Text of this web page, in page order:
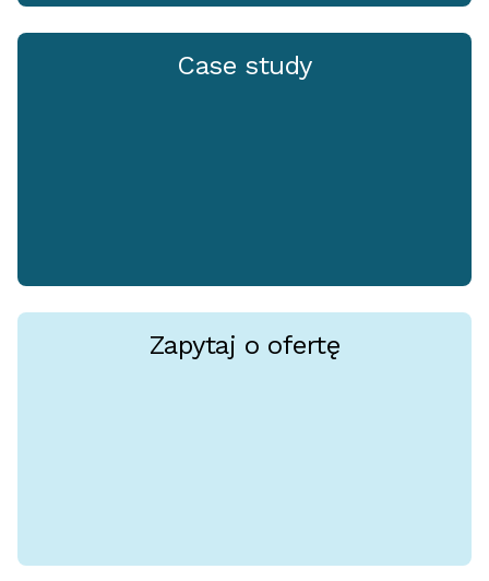
Case study
Zapytaj o ofertę